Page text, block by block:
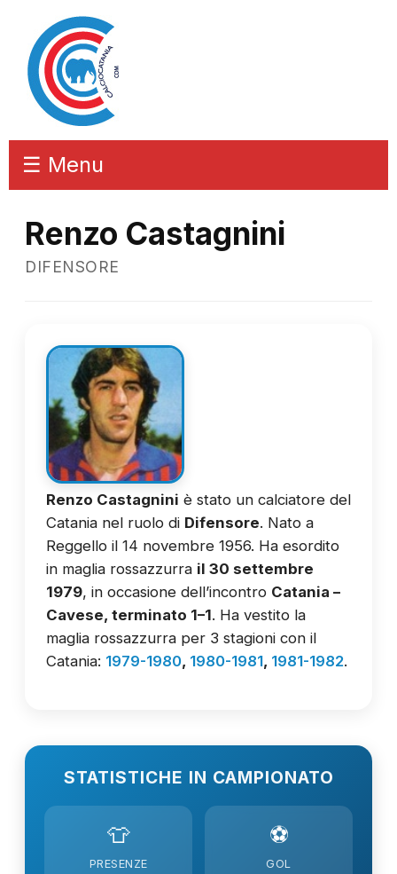
☰ Menu
Renzo Castagnini
DIFENSORE
Renzo Castagnini è stato un calciatore del
Catania nel ruolo di Difensore. Nato a
Reggello il 14 novembre 1956. Ha esordito
in maglia rossazzurra il 30 settembre
1979, in occasione dell’incontro Catania –
Cavese, terminato 1–1. Ha vestito la
maglia rossazzurra per 3 stagioni con il
Catania: 1979-1980, 1980-1981, 1981-1982.
STATISTICHE IN CAMPIONATO
👕
PRESENZE
⚽
GOL